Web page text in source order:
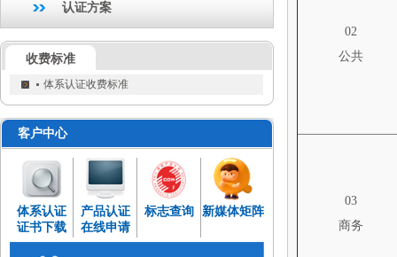
认证方案
收费标准
体系认证收费标准
客户中心
体系认证
证书下载
产品认证
在线申请
标志查询 新媒体矩阵
02
公共
03
商务